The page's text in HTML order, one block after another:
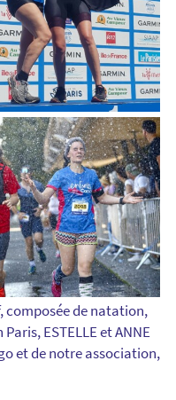
composée de natation,
ESTELLE et ANNE
et de notre association,